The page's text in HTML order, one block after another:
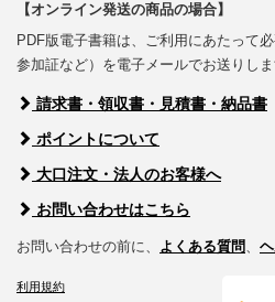
【オンライン発送の商品の場合】
PDF版電子書籍は、ご利用にあたって
参加証など）を電子メールでお送りしま
請求書・領収書・見積書・納品書
ポイントについて
大口注文・法人のお客様へ
お問い合わせはこちら
お問い合わせの前に、 よくある質問、
利用規約